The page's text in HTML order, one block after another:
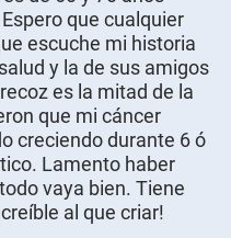
que cualquier
escuche mi historia
y la de sus amigos
es la mitad de la
que mi cáncer
creciendo durante 6 ó
Lamento haber
vaya bien. Tiene
al que criar!